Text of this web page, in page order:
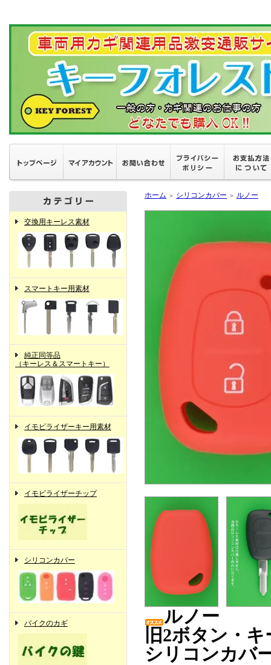
交換用キーレス素材
スマートキー用素材
純正同等品
（キーレス＆スマートキー）
イモビライザーキー用素材
イモビライザーチップ
シリコンカバー
バイクのカギ
ホーム ＞ シリコンカバー ＞ ルノー
ルノー
旧2ボタン・
シリコンカバ